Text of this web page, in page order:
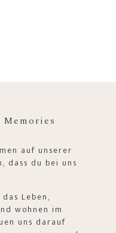
auf unserer
dass du bei uns
Leben,
wohnen im
uns darauf